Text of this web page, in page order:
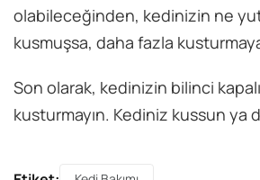
olabileceğinden, kedinizin ne
kusmuşsa, daha fazla
Son olarak, kedinizin bilinci
kusturmayın. Kediniz kussun ya